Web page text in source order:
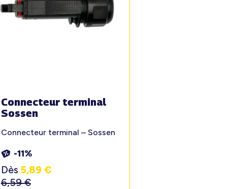
Connecteur terminal
Sossen
Connecteur terminal – Sossen
-11%
Dès 5,89 €
6,59€